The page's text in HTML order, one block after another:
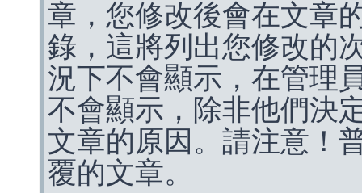
章，您修改後會在文章
錄，這將列出您修改的
況下不會顯示，在管理
不會顯示，除非他們決
文章的原因。請注意！
覆的文章。